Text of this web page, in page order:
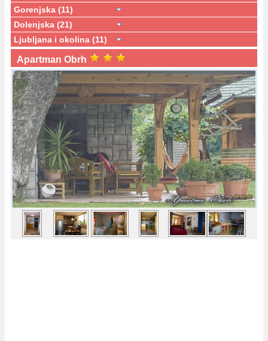
Gorenjska (11)
Dolenjska (21)
Ljubljana i okolina (11)
Apartman Obrh